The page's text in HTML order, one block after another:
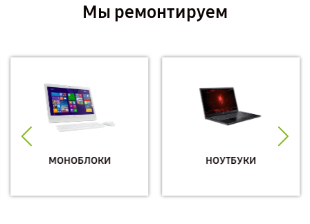
Мы ремонтируем
МОНОБЛОКИ НОУТБУКИ